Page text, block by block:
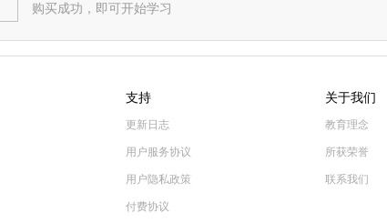
购买成功，即可开始学习
支持
更新日志
用户服务协议
用户隐私政策
付费协议
关于我们
教育理念
所获荣誉
联系我们